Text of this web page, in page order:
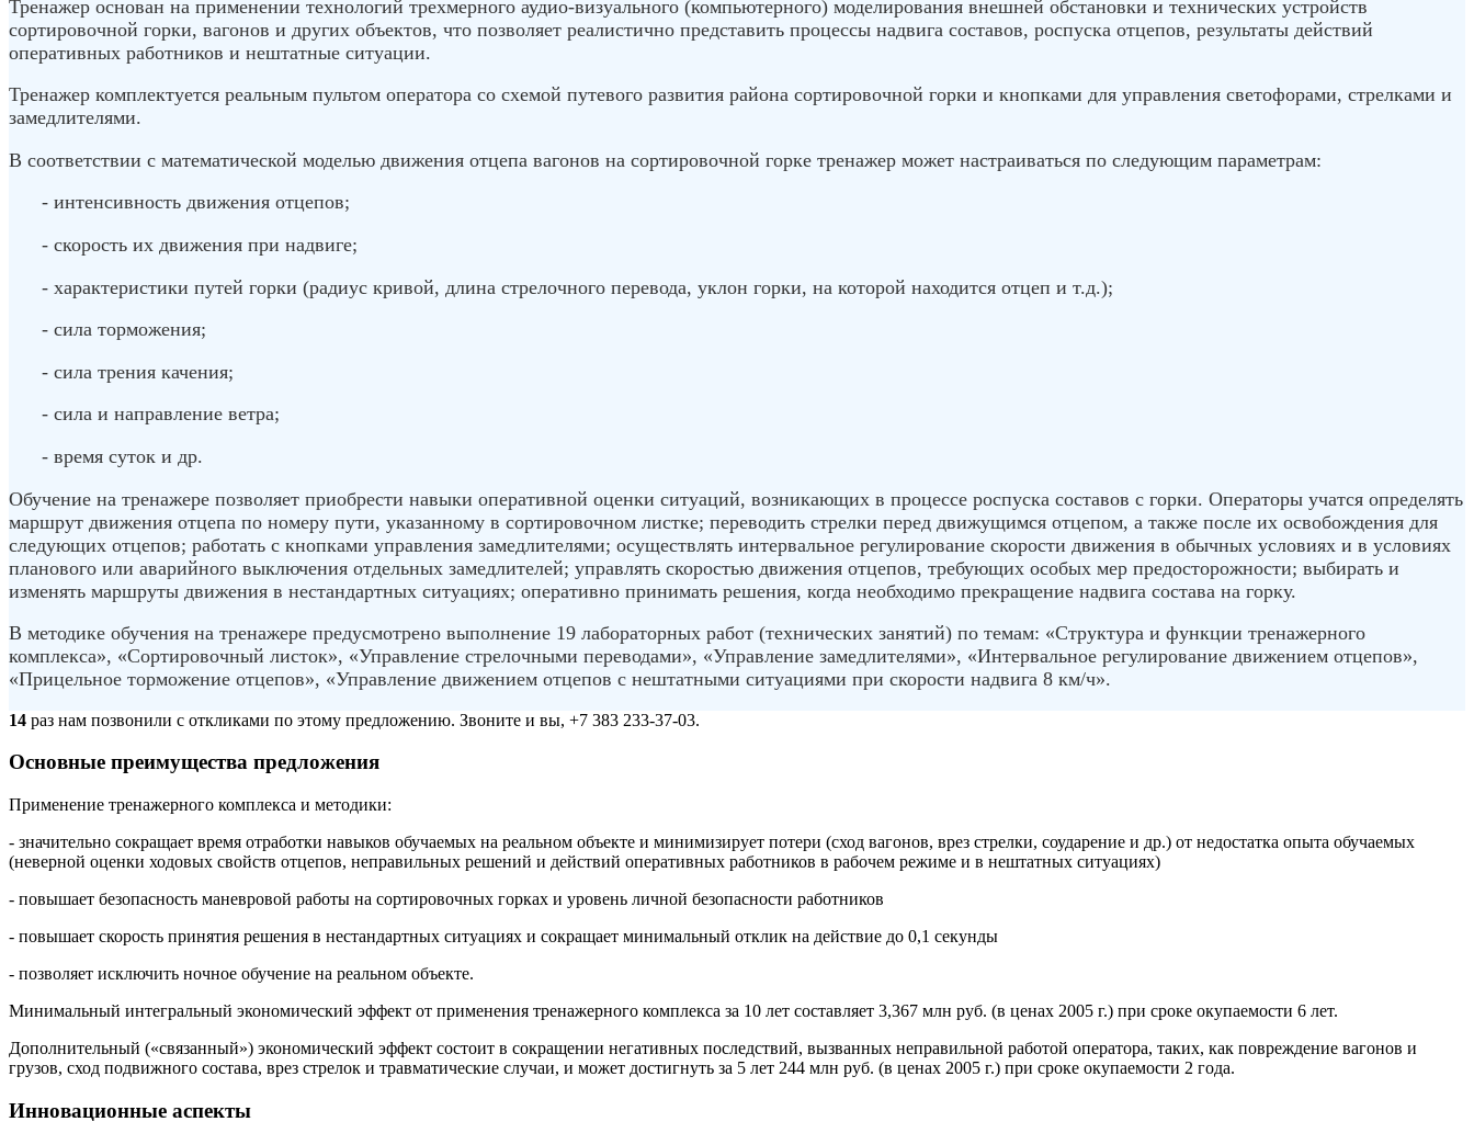
Тренажер основан на применении технологий трехмерного аудио-визуального (компьютерного) моделирования внешней обстановки и технических устройств
сортировочной горки, вагонов и других объектов, что позволяет реалистично представить процессы надвига составов, роспуска отцепов, результаты действий
оперативных работников и нештатные ситуации.
Тренажер комплектуется реальным пультом оператора со схемой путевого развития района сортировочной горки и кнопками для управления светофорами, стрелками и
замедлителями.
В соответствии с математической моделью движения отцепа вагонов на сортировочной горке тренажер может настраиваться по следующим параметрам:
- интенсивность движения отцепов;
- скорость их движения при надвиге;
- характеристики путей горки (радиус кривой, длина стрелочного перевода, уклон горки, на которой находится отцеп и т.д.);
- сила торможения;
- сила трения качения;
- сила и направление ветра;
- время суток и др.
Обучение на тренажере позволяет приобрести навыки оперативной оценки ситуаций, возникающих в процессе роспуска составов с горки. Операторы учатся определять
маршрут движения отцепа по номеру пути, указанному в сортировочном листке; переводить стрелки перед движущимся отцепом, а также после их освобождения для
следующих отцепов; работать с кнопками управления замедлителями; осуществлять интервальное регулирование скорости движения в обычных условиях и в условиях
планового или аварийного выключения отдельных замедлителей; управлять скоростью движения отцепов, требующих особых мер предосторожности; выбирать и
изменять маршруты движения в нестандартных ситуациях; оперативно принимать решения, когда необходимо прекращение надвига состава на горку.
В методике обучения на тренажере предусмотрено выполнение 19 лабораторных работ (технических занятий) по темам: «Структура и функции тренажерного
комплекса», «Сортировочный листок», «Управление стрелочными переводами», «Управление замедлителями», «Интервальное регулирование движением отцепов»,
«Прицельное торможение отцепов», «Управление движением отцепов с нештатными ситуациями при скорости надвига 8 км/ч».
14 раз нам позвонили с откликами по этому предложению. Звоните и вы, +7 383 233-37-03.
Основные преимущества предложения
Применение тренажерного комплекса и методики:
- значительно сокращает время отработки навыков обучаемых на реальном объекте и минимизирует потери (сход вагонов, врез стрелки, соударение и др.) от недостатка опыта обучаемых
(неверной оценки ходовых свойств отцепов, неправильных решений и действий оперативных работников в рабочем режиме и в нештатных ситуациях)
- повышает безопасность маневровой работы на сортировочных горках и уровень личной безопасности работников
- повышает скорость принятия решения в нестандартных ситуациях и сокращает минимальный отклик на действие до 0,1 секунды
- позволяет исключить ночное обучение на реальном объекте.
Минимальный интегральный экономический эффект от применения тренажерного комплекса за 10 лет составляет 3,367 млн руб. (в ценах 2005 г.) при сроке окупаемости 6 лет.
Дополнительный («связанный») экономический эффект состоит в сокращении негативных последствий, вызванных неправильной работой оператора, таких, как повреждение вагонов и
грузов, сход подвижного состава, врез стрелок и травматические случаи, и может достигнуть за 5 лет 244 млн руб. (в ценах 2005 г.) при сроке окупаемости 2 года.
Инновационные аспекты